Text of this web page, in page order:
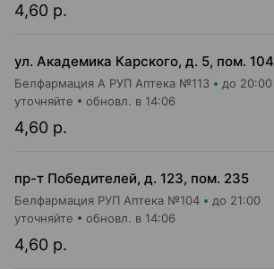
4,60 р.
ул. Академика Карского, д. 5, пом. 104
Белфармация А РУП Аптека №113 до 20:00
4,60 р.
уточняйте обновл. в 14:06
пр-т Победителей, д. 123, пом. 235
Белфармация РУП Аптека №104 до 21:00
4,60 р.
уточняйте обновл. в 14:06